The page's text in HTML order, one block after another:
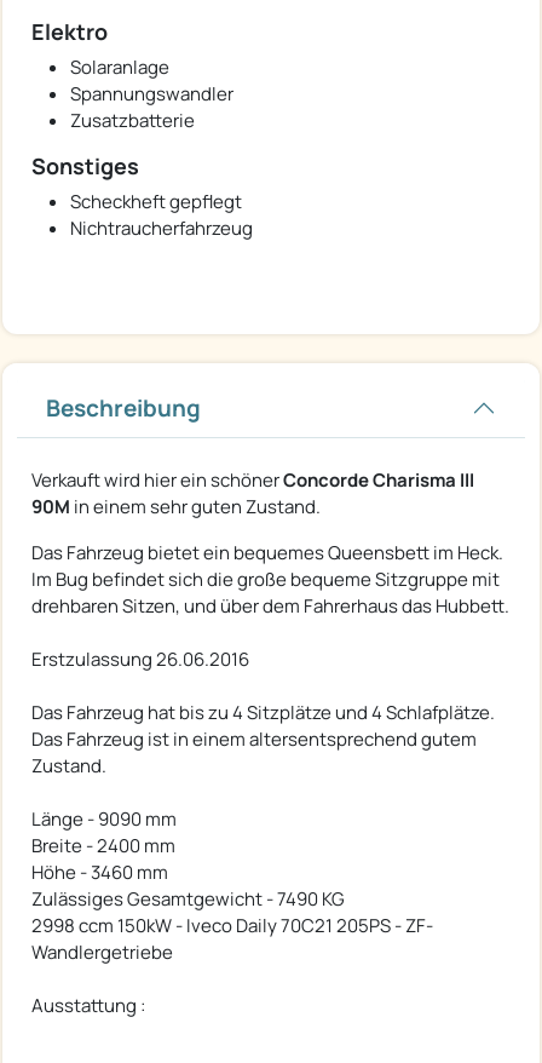
Elektro
Solaranlage
Spannungswandler
Zusatzbatterie
Sonstiges
Scheckheft gepflegt
Nichtraucherfahrzeug
Beschreibung
Verkauft wird hier ein schönerConcorde Charisma III
90M in einem sehr guten Zustand.
Das Fahrzeug bietet ein bequemes Queensbett im Heck.
Im Bug befindet sich die große bequeme Sitzgruppe mit
drehbaren Sitzen, und über dem Fahrerhaus das Hubbett.
Erstzulassung 26.06.2016
Das Fahrzeug hat bis zu 4 Sitzplätze und 4 Schlafplätze.
Das Fahrzeug ist in einem altersentsprechend gutem
Zustand.
Länge - 9090 mm
Breite - 2400 mm
Höhe - 3460 mm
Zulässiges Gesamtgewicht - 7490 KG
2998 ccm 150kW - Iveco Daily 70C21 205PS - ZF-
Wandlergetriebe
Ausstattung :